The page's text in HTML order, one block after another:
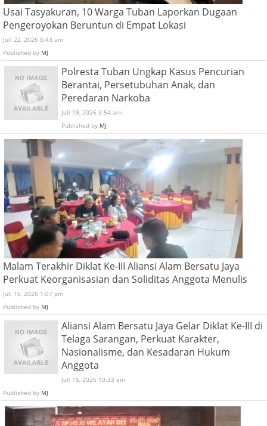
Usai Tasyakuran, 10 Warga Tuban Laporkan Dugaan
Pengeroyokan Beruntun di Empat Lokasi
Juli 22, 2026 6:43 am
Published by MJ
Polresta Tuban Ungkap Kasus Pencurian
Berantai, Persetubuhan Anak, dan
Peredaran Narkoba
Juli 19, 2026 3:54 am
Published by MJ
Malam Terakhir Diklat Ke-III Aliansi Alam Bersatu Jaya
Perkuat Keorganisasian dan Soliditas Anggota Menulis
Juli 16, 2026 1:07 pm
Published by MJ
Aliansi Alam Bersatu Jaya Gelar Diklat Ke-III di
Telaga Sarangan, Perkuat Karakter,
Nasionalisme, dan Kesadaran Hukum
Anggota
Juli 15, 2026 10:33 am
Published by MJ